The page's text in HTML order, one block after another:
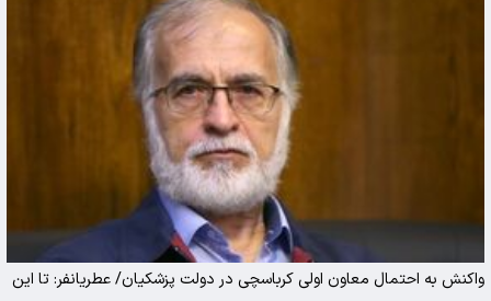
واکنش به احتمال معاون اولی کرباسچی در دولت پزشکیان/ عطریانفر: تا این